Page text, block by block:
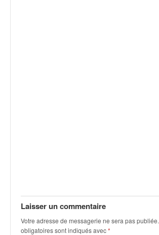
Laisser un commentaire
Votre adresse de messagerie ne sera pas publiée.
obligatoires sont indiqués avec*